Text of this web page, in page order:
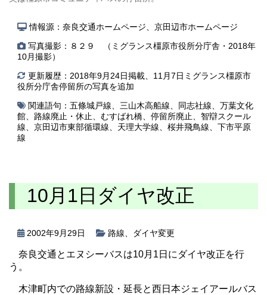
情報源：奈良交通ホームページ、京田辺市ホームページ
写真撮影：８２９ （ミグランス橿原市役所分庁舎・2018年
10月撮影）
更新履歴：2018年9月24日掲載、11月7日ミグランス橿原市
役所分庁舎停留所の写真を追加
関連語句： 五條城戸線 三山木高船線 同志社線
万葉文化
館
路線廃止・休止 むすばれ橋 停留所廃止
智辯スクール
線
京田辺市東部循環線 天理大学線 桜井飛鳥線
下市平原
線
10月1日ダイヤ改正
2002年9月29日 路線 ダイヤ変更
奈良交通とエヌシーバスは10月1日にダイヤ改正を行
う。
木津町内での路線新設・延長と西日本ジェイアールバス